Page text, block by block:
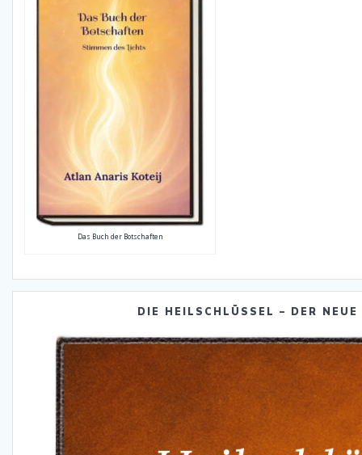
Das Buch der Botschaften
DIE HEILSCHLÜSSEL – DER